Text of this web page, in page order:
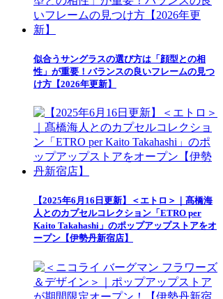
似合うサングラスの選び方は「顔型との相
性」が重要！バランスの良いフレームの見つ
け方【2026年更新】
【2025年6月16日更新】＜エトロ＞｜髙橋海
人とのカプセルコレクション「ETRO per
Kaito Takahashi」のポップアップストアをオ
ープン【伊勢丹新宿店】